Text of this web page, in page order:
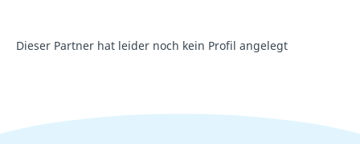
Dieser Partner hat leider noch kein Profil angelegt